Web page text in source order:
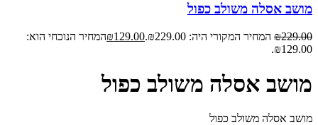
מושב אסלה משולב כפול
₪229.00 המחיר המקורי היה: ₪229.00. ₪129.00
המחיר הנוכחי הוא:
₪129.00.
מושב אסלה משולב כפול
מושב אסלה משולב כפול